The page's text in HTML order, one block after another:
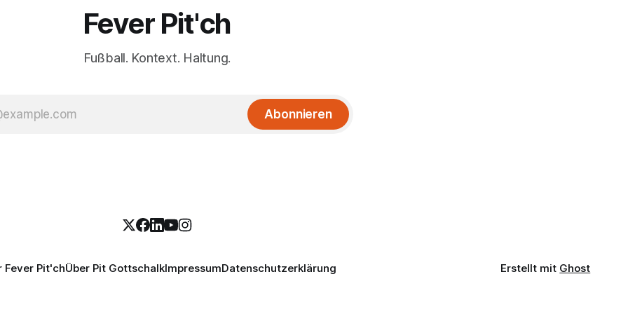
Fever Pit'ch
Fußball. Kontext. Haltung.
Abonnieren
Fever Pit'chÜber Pit GottschalkImpressumDatenschutzerklärung Erstellt mit Ghost